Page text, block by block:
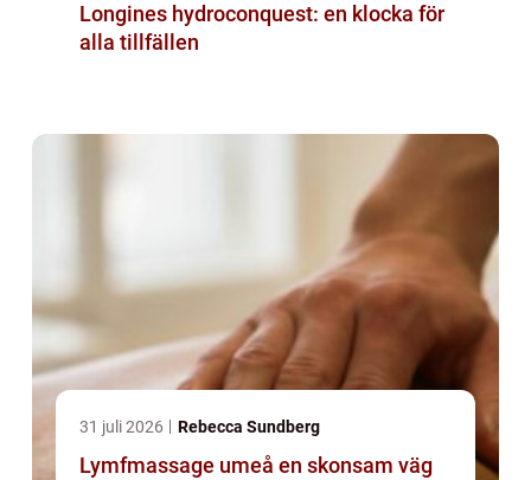
Longines hydroconquest: en klocka för
alla tillfällen
31 juli 2026 Rebecca Sundberg
Lymfmassage umeå en skonsam väg